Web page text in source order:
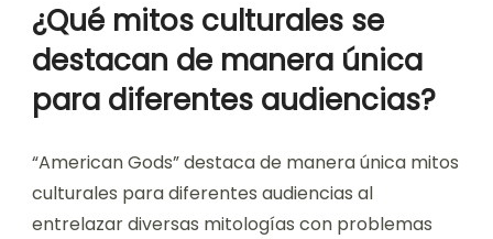
¿Qué mitos culturales se
destacan de manera única
para diferentes audiencias?
“American Gods” destaca de manera única mitos
culturales para diferentes audiencias al
entrelazar diversas mitologías con problemas